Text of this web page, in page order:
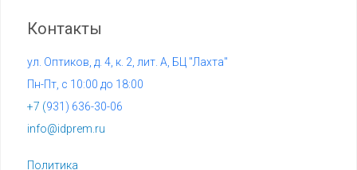
info@idprem.ru
Контакты
Политика
+7 (931) 636-30-06
ул. Оптиков, д. 4, к. 2, лит. А, БЦ "Лахта"
Пн-Пт, с 10:00 до 18:00